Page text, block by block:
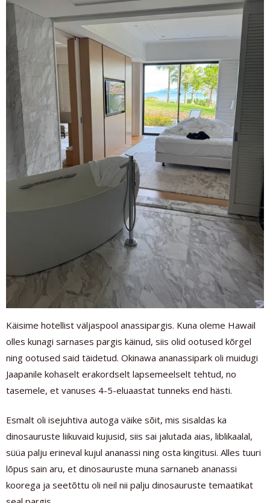
Käisime hotellist väljaspool anassipargis. Kuna oleme Hawail
olles kunagi sarnases pargis käinud, siis olid ootused kõrgel
ning ootused said täidetud. Okinawa ananassipark oli muidugi
Jaapanile kohaselt erakordselt lapsemeelselt tehtud, no
tasemele, et vanuses 4-5-eluaastat tunneks end hästi.
Esmalt oli isejuhtiva autoga väike sõit, mis sisaldas ka
dinosauruste liikuvaid kujusid, siis sai jalutada aias, liblikaalal,
süüa palju erineval kujul ananassi ning osta kingitusi. Alles tuuri
lõpus sain aru, et dinosauruste muna sarnaneb ananassi
koorega ja seetõttu oli neil nii palju dinosauruste temaatikat